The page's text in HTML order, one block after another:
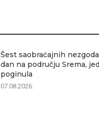
Šest saobraćajnih
dan na području Srema,
poginula
07.08.2026.